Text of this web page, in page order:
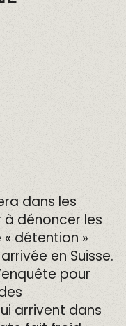
dans les
dénoncer les
détention »
en Suisse.
pour
arrivent dans